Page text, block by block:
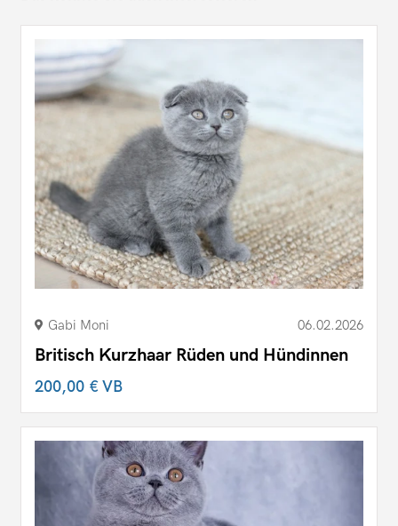
Gabi Moni 06.02.2026
Britisch Kurzhaar Rüden und Hündinnen
200,00 €VB